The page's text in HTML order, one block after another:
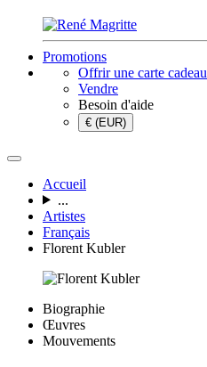
Promotions
Offrir une carte cadeau
Vendre
Besoin d'aide
€ (EUR)
Accueil
...
Artistes
Français
Florent Kubler
Biographie
Œuvres
Mouvements